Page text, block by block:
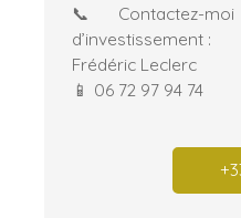
📞 Contactez-
d’investissement :
Frédéric Leclerc
📱 06 72 97 94 74